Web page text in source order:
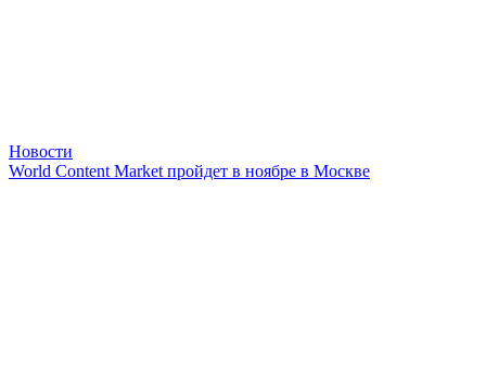
Новости
World Content Market пройдет в ноябре в Москве